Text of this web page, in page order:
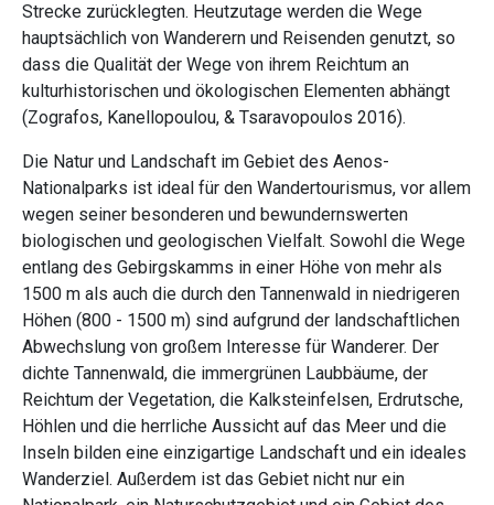
Strecke zurücklegten. Heutzutage werden die Wege
hauptsächlich von Wanderern und Reisenden genutzt, so
dass die Qualität der Wege von ihrem Reichtum an
kulturhistorischen und ökologischen Elementen abhängt
(Zografos, Kanellopoulou, & Tsaravopoulos 2016).
Die Natur und Landschaft im Gebiet des Aenos-
Nationalparks ist ideal für den Wandertourismus, vor allem
wegen seiner besonderen und bewundernswerten
biologischen und geologischen Vielfalt. Sowohl die Wege
entlang des Gebirgskamms in einer Höhe von mehr als
1500 m als auch die durch den Tannenwald in niedrigeren
Höhen (800 - 1500 m) sind aufgrund der landschaftlichen
Abwechslung von großem Interesse für Wanderer. Der
dichte Tannenwald, die immergrünen Laubbäume, der
Reichtum der Vegetation, die Kalksteinfelsen, Erdrutsche,
Höhlen und die herrliche Aussicht auf das Meer und die
Inseln bilden eine einzigartige Landschaft und ein ideales
Wanderziel. Außerdem ist das Gebiet nicht nur ein